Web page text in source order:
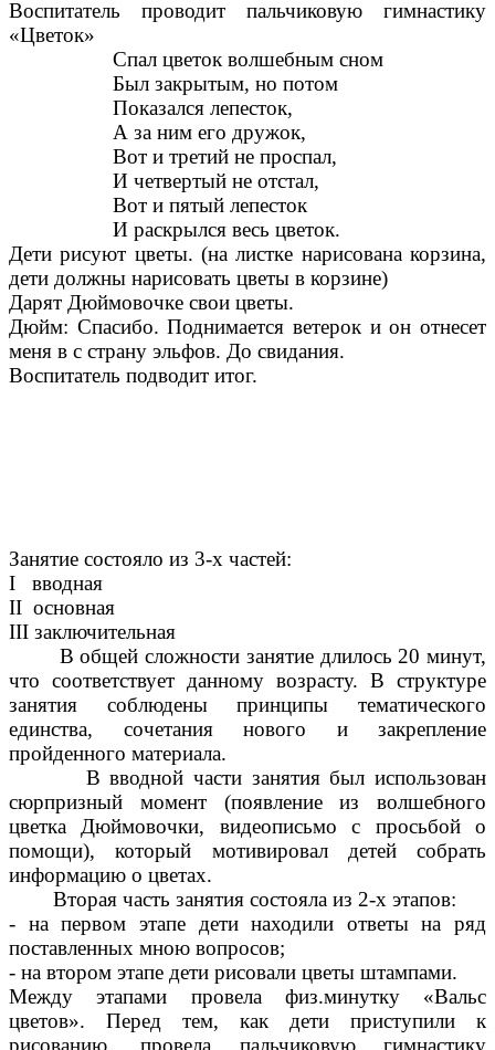
Воспитатель проводит пальчиковую гимнастику
«Цветок»
Спал цветок волшебным сном
Был закрытым, но потом
Показался лепесток,
А за ним его дружок,
Вот и третий не проспал,
И четвертый не отстал,
Вот и пятый лепесток
И раскрылся весь цветок.
Дети рисуют цветы. (на листке нарисована корзина,
дети должны нарисовать цветы в корзине)
Дарят Дюймовочке свои цветы.
Дюйм: Спасибо. Поднимается ветерок и он отнесет
меня в с страну эльфов. До свидания.
Воспитатель подводит итог.
Занятие состояло из 3-х частей:
I вводная
II основная
III заключительная
В общей сложности занятие длилось 20 минут,
что соответствует данному возрасту. В структуре
занятия соблюдены принципы тематического
единства, сочетания нового и закрепление
пройденного материала.
В вводной части занятия был использован
сюрпризный момент (появление из волшебного
цветка Дюймовочки, видеописьмо с просьбой о
помощи), который мотивировал детей собрать
информацию о цветах.
Вторая часть занятия состояла из 2-х этапов:
- на первом этапе дети находили ответы на ряд
поставленных мною вопросов;
- на втором этапе дети рисовали цветы штампами.
Между этапами провела физ.минутку «Вальс
цветов». Перед тем, как дети приступили к
рисованию, провела пальчиковую гимнастику